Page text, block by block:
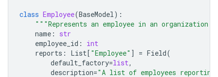
class Employee(BaseModel):
"""Represents an employee in an
name :
str
employee_id :
int
reports : List[ "Employee" ] = Field(
default_factory=list,
description="A list of employees